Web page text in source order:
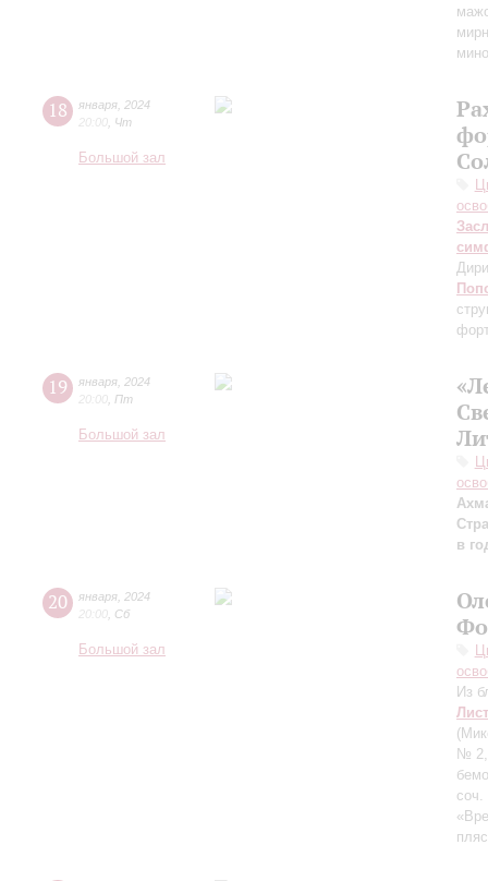
18 января 2024
20:00 Чт
Большой зал
19 января 2024
20:00 Пт
Большой зал
в
20 января 2024
20:00 Сб
Большой зал
Из
Лист
№ 2,